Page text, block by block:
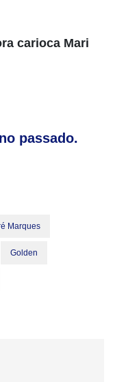
carioca Mari
passado.
Marques
Golden